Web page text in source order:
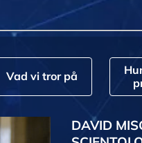
Vad vi tror på
DAVID